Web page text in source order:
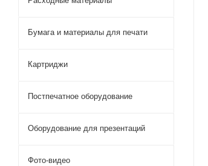
Бумага и материалы для печати
Картриджи
Постпечатное оборудование
Оборудование для презентаций
Фото-видео